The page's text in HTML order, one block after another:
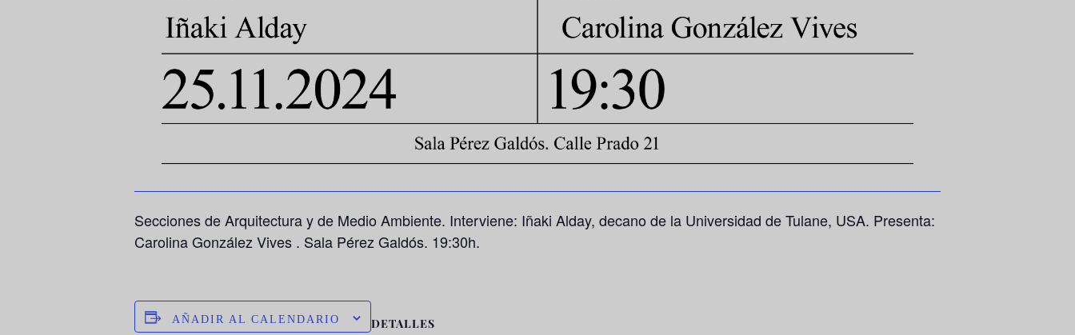
Secciones de Arquitectura y de Medio Ambiente. Interviene: Iñaki Alday, decano de la Universidad de Tulane, USA. Presenta:
Carolina González Vives . Sala Pérez Galdós. 19:30h.
AÑADIR AL CALENDARIO DETALLES